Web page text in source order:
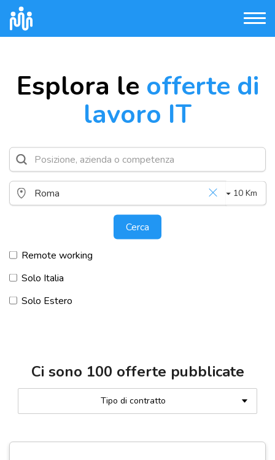
Esplora le offerte di
lavoro IT
10 Km
Cerca
Remote working
Solo Italia
Solo Estero
Ci sono 100 offerte pubblicate
Tipo di contratto